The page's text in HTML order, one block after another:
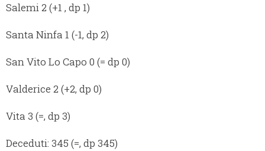
Salemi 2 (+1 , dp 1)
Santa Ninfa 1 (-1, dp 2)
San Vito Lo Capo 0 (= dp 0)
Valderice 2 (+2, dp 0)
Vita 3 (=, dp 3)
Deceduti: 345 (=, dp 345)